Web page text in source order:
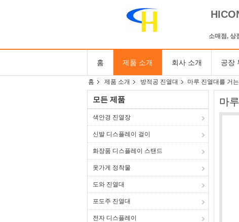
소매점, 상
홈 제품 소개 회사 소개 공장
홈 제품 소개 방적공 진열대 마루 진열대를 거
모든 제품
색안경 진열장
신발 디스플레이 걸이
화장품 디스플레이 스탠드
옷가게 정착물
도와 진열대
포도주 진열대
전자 디스플레이
마